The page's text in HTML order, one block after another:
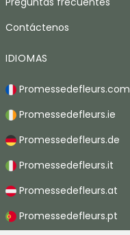
Contáctenos
IDIOMAS
Promessedefleurs.com
Promessedefleurs.ie
Promessedefleurs.de
Promessedefleurs.it
Promessedefleurs.at
Promessedefleurs.pt